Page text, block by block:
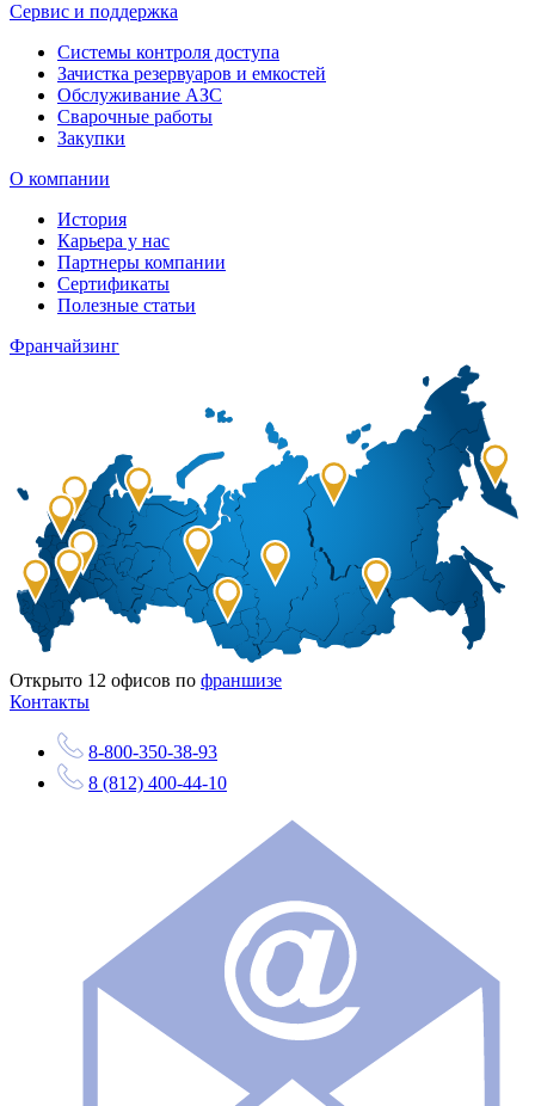
Сервис и поддержка
Системы контроля доступа
Зачистка резервуаров и емкостей
Обслуживание АЗС
Сварочные работы
Закупки
О компании
История
Карьера у нас
Партнеры компании
Сертификаты
Полезные статьи
Франчайзинг
Открыто 12 офисов по франшизе
Контакты
8-800-350-38-93
8 (812) 400-44-10